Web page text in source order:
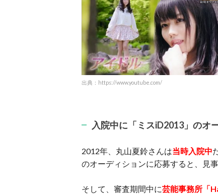
出典：https://www.youtube.com/
入院中に「ミスiD2013」のオ
2012年、丸山夏鈴さんは当時入院中
のオーディションに応募すると、見
そして、審査期間中に芸能事務所「